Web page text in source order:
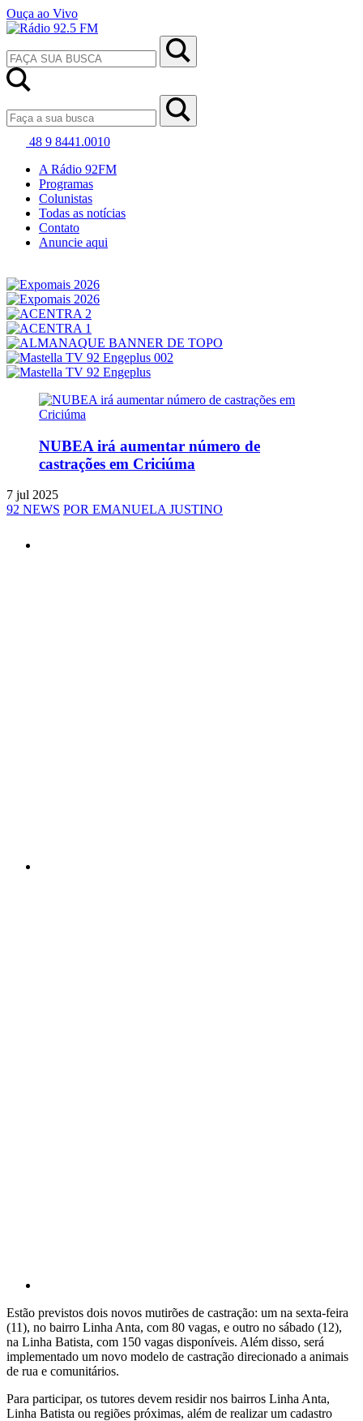
Ouça ao Vivo
48 9 8441.0010
A Rádio 92FM
Programas
Colunistas
Todas as notícias
Contato
Anuncie aqui
NUBEA irá aumentar número de
castrações em Criciúma
7 jul 2025
92 NEWS POR EMANUELA JUSTINO
Estão previstos dois novos mutirões de castração: um na sexta-feira
(11), no bairro Linha Anta, com 80 vagas, e outro no sábado (12),
na Linha Batista, com 150 vagas disponíveis. Além disso, será
implementado um novo modelo de castração direcionado a animais
de rua e comunitários.
Para participar, os tutores devem residir nos bairros Linha Anta,
Linha Batista ou regiões próximas, além de realizar um cadastro